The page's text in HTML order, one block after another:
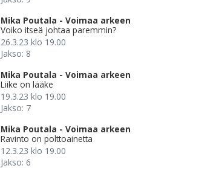
Mika Poutala - Voimaa arkeen
Voiko itseä johtaa paremmin?
26.3.23 klo 19.00
Jakso: 8
Mika Poutala - Voimaa arkeen
Liike on lääke
19.3.23 klo 19.00
Jakso: 7
Mika Poutala - Voimaa arkeen
Ravinto on polttoainetta
12.3.23 klo 19.00
Jakso: 6